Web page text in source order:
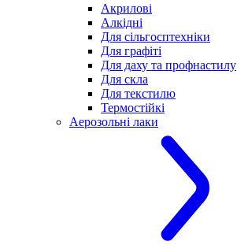
Акрилові
Алкідні
Для cільгосптехніки
Для графіті
Для даху та профнастилу
Для скла
Для текстилю
Термостійкі
Аерозольні лаки